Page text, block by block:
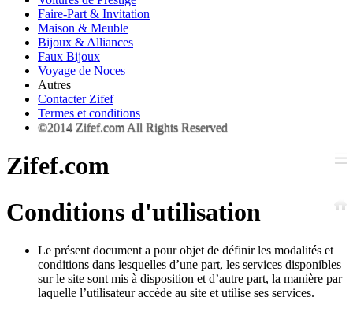
Faire-Part & Invitation
Maison & Meuble
Bijoux & Alliances
Faux Bijoux
Voyage de Noces
Autres
Contacter Zifef
Termes et conditions
©2014 Zifef.com All Rights Reserved
Zifef.com
Conditions d'utilisation
Le présent document a pour objet de définir les modalités et
conditions dans lesquelles d’une part, les services disponibles
sur le site sont mis à disposition et d’autre part, la manière par
laquelle l’utilisateur accède au site et utilise ses services.